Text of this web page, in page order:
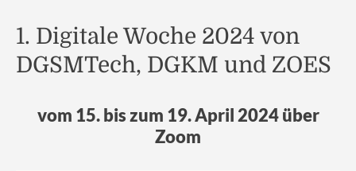
1. Digitale Woche 2024 von
DGSMTech, DGKM und ZOES
vom 15. bis zum 19. April 2024 über
Zoom